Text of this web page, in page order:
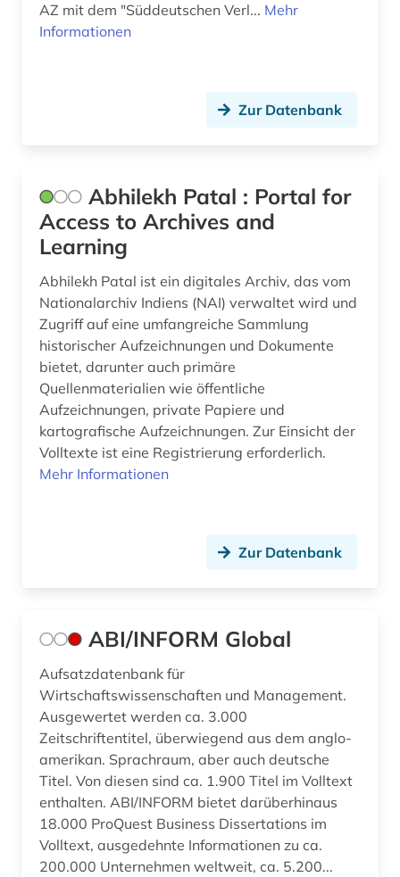
bibliografie 1470-1960 (1)
bibliographie (157)
bibliographie 1400-1999 (1)
bibliographie 1470-1960 (1)
bibliographie 1700-1900 (1)
bibliographie 1886-1957 (1)
bibliometrie (4)
biblioteca nacional (3)
biblioteca nacional de españa (1)
bibliothek (31)
bibliothek der hansestadt lübeck (1)
bibliotheken (3)
AZ mit dem "Süddeutschen Verl... Mehr
Informationen
Zur Datenbank
Abhilekh Patal : Portal for
Access to Archives and
Learning
Abhilekh Patal ist ein digitales Archiv, das vom
Nationalarchiv Indiens (NAI) verwaltet wird und
Zugriff auf eine umfangreiche Sammlung
historischer Aufzeichnungen und Dokumente
bietet, darunter auch primäre
Quellenmaterialien wie öffentliche
Aufzeichnungen, private Papiere und
kartografische Aufzeichnungen. Zur Einsicht der
Volltexte ist eine Registrierung erforderlich.
Mehr Informationen
Zur Datenbank
ABI/INFORM Global
Aufsatzdatenbank für
Wirtschaftswissenschaften und Management.
Ausgewertet werden ca. 3.000
Zeitschriftentitel, überwiegend aus dem anglo-
amerikan. Sprachraum, aber auch deutsche
Titel. Von diesen sind ca. 1.900 Titel im Volltext
enthalten. ABI/INFORM bietet darüberhinaus
18.000 ProQuest Business Dissertations im
Volltext, ausgedehnte Informationen zu ca.
200.000 Unternehmen weltweit, ca. 5.200...